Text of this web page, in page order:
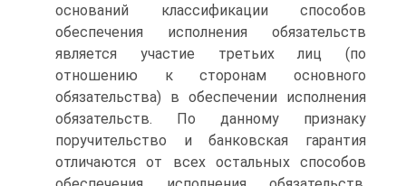
оснований классификации способов
обеспечения исполнения обязательств
является участие третьих лиц (по
отношению к сторонам основного
обязательства) в обеспечении исполнения
обязательств. По данному признаку
поручительство и банковская гарантия
отличаются от всех остальных способов